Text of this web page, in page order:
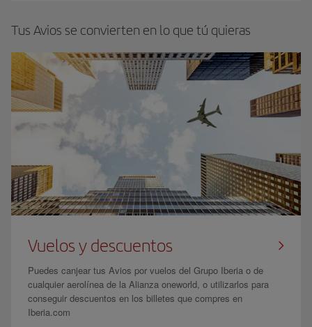
Tus Avios se convierten en lo que tú quieras
Vuelos y descuentos
Puedes canjear tus Avios por vuelos del Grupo Iberia o de
cualquier aerolínea de la Alianza oneworld, o utilizarlos para
conseguir descuentos en los billetes que compres en
Iberia.com